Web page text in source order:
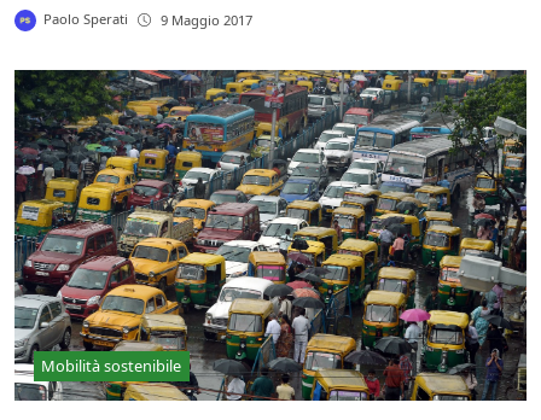
Paolo Sperati 9 Maggio 2017
Mobilità sostenibile